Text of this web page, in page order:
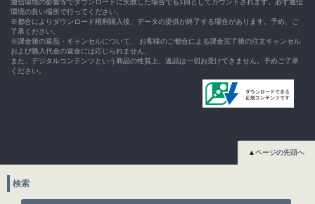
通信環境の影響等でダウンロードに失敗した場合でも1回としてカウントされます。必ず通信
環境の良い場所で行ってください。
※都合によりダウンロード権利購入後、データの提供が終了する場合があります。予め、ご
了承ください。
※課金後の返品・キャンセルについて、 お客様のご都合による課金完了後の注文キャンセル
および購入代金の返金には応じられません。
また、デジタルコンテンツという商品の性質上、返品は一切お受けできません。予めご了承
ください。
▲ページの先頭へ
検索